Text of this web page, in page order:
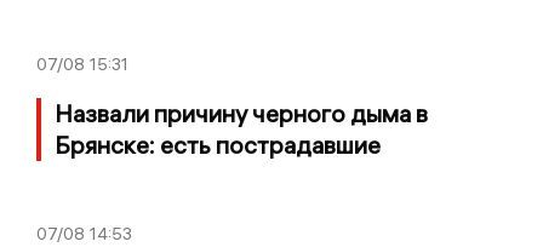
07/08 15:31
Назвали причину черного дыма в
Брянске: есть пострадавшие
07/08 14:53